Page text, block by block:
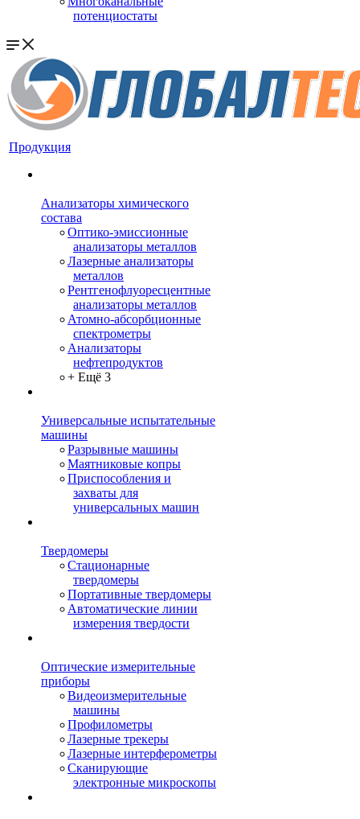
потенциостаты
Продукция
Анализаторы химического
состава
Оптико-эмиссионные
анализаторы металлов
Лазерные анализаторы
металлов
Рентгенофлуоресцентные
анализаторы металлов
Атомно-абсорбционные
спектрометры
Анализаторы
нефтепродуктов
+ Ещё 3
Универсальные испытательные
машины
Разрывные машины
Маятниковые копры
Приспособления и
захваты для
универсальных машин
Твердомеры
Стационарные
твердомеры
Портативные твердомеры
Автоматические линии
измерения твердости
Оптические измерительные
приборы
Видеоизмерительные
машины
Профилометры
Лазерные трекеры
Лазерные интерферометры
Сканирующие
электронные микроскопы